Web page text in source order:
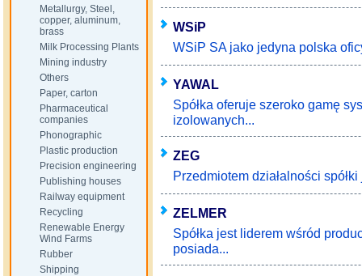
Metallurgy, Steel,
copper, aluminum,
brass
Milk Processing Plants
Mining industry
Others
Paper, carton
Pharmaceutical
companies
Phonographic
Plastic production
Precision engineering
Publishing houses
Railway equipment
Recycling
Renewable Energy
Wind Farms
Rubber
Shipping
WSiP
WSiP SA jako jedyna polska
YAWAL
Spółka oferuje szeroko gamę
izolowanych...
ZEG
Przedmiotem działalności
ZELMER
Spółka jest liderem wśród
posiada...